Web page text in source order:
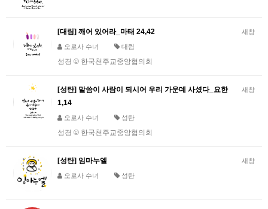
새창
[대림] 깨어 있어라_마태 24,42
오로사 수녀 대림
성경 © 한국천주교중앙협의회
새창
[성탄] 말씀이 사람이 되시어 우리 가운데 사셨다_요한
1,14
오로사 수녀 성탄
성경 © 한국천주교중앙협의회
새창
[성탄] 임마누엘
오로사 수녀 성탄